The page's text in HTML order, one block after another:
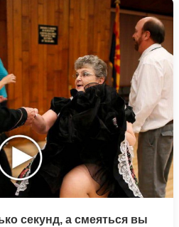
секунд, а смеяться вы